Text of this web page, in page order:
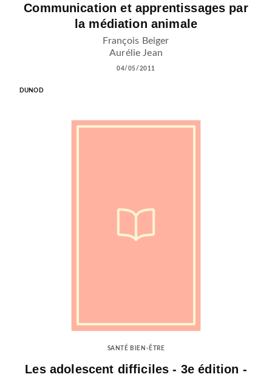
Communication et apprentissages par
la médiation animale
François Beiger
Aurélie Jean
04/05/2011
DUNOD
SANTÉ BIEN-ÊTRE
Les adolescent difficiles - 3e édition -